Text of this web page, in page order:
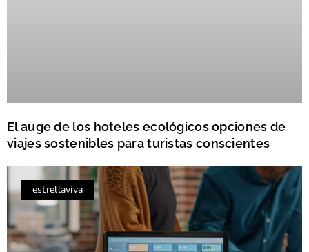
El auge de los hoteles ecológicos opciones de
viajes sostenibles para turistas conscientes
estrellaviva